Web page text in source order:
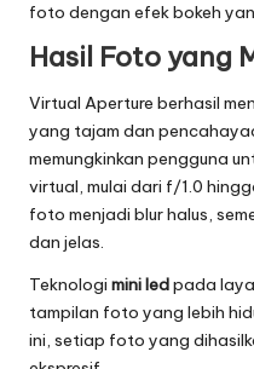
foto dengan efek bokeh
Hasil Foto yang
Virtual Aperture berhasil
yang tajam dan
memungkinkan pengguna
virtual, mulai dari f/1.0
foto menjadi blur halus,
dan jelas.
Teknologi mini ledpada
tampilan foto yang lebih
ini, setiap foto yang